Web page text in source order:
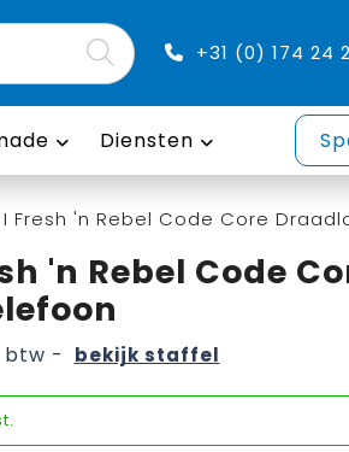
+31 (0) 174 24
Diensten
I Fresh 'n Rebel Code Core
'n Rebel Code
btw - bekijk staffel